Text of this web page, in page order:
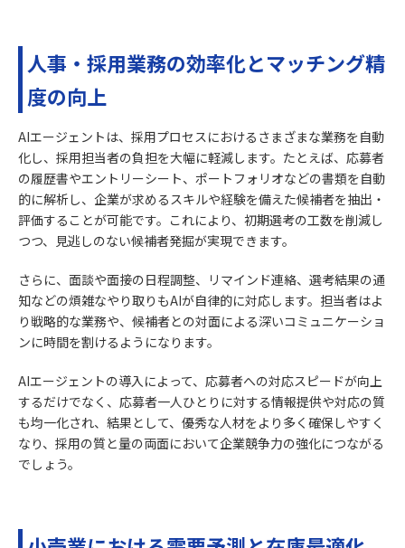
人事・採用業務の効率化とマッチング精
度の向上
AIエージェントは、採用プロセスにおけるさまざまな業務を自動
化し、採用担当者の負担を大幅に軽減します。たとえば、応募者
の履歴書やエントリーシート、ポートフォリオなどの書類を自動
的に解析し、企業が求めるスキルや経験を備えた候補者を抽出・
評価することが可能です。これにより、初期選考の工数を削減し
つつ、見逃しのない候補者発掘が実現できます。
さらに、面談や面接の日程調整、リマインド連絡、選考結果の通
知などの煩雑なやり取りもAIが自律的に対応します。担当者はよ
り戦略的な業務や、候補者との対面による深いコミュニケーショ
ンに時間を割けるようになります。
AIエージェントの導入によって、応募者への対応スピードが向上
するだけでなく、応募者一人ひとりに対する情報提供や対応の質
も均一化され、結果として、優秀な人材をより多く確保しやすく
なり、採用の質と量の両面において企業競争力の強化につながる
でしょう。